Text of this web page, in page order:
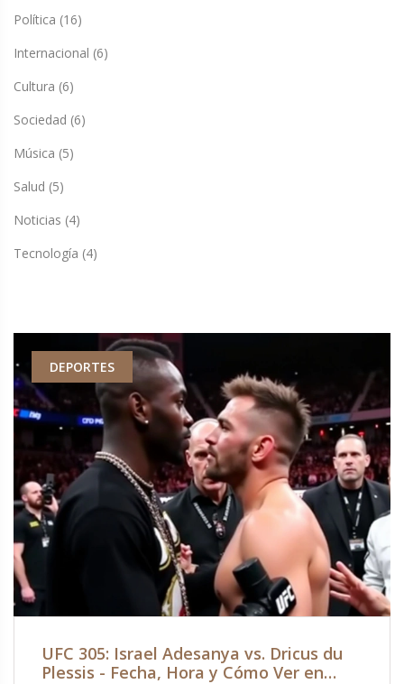
Política (16)
Internacional (6)
Cultura (6)
Sociedad (6)
Música (5)
Salud (5)
Noticias (4)
Tecnología (4)
DEPORTES
UFC 305: Israel Adesanya vs. Dricus du
Plessis - Fecha, Hora y Cómo Ver en